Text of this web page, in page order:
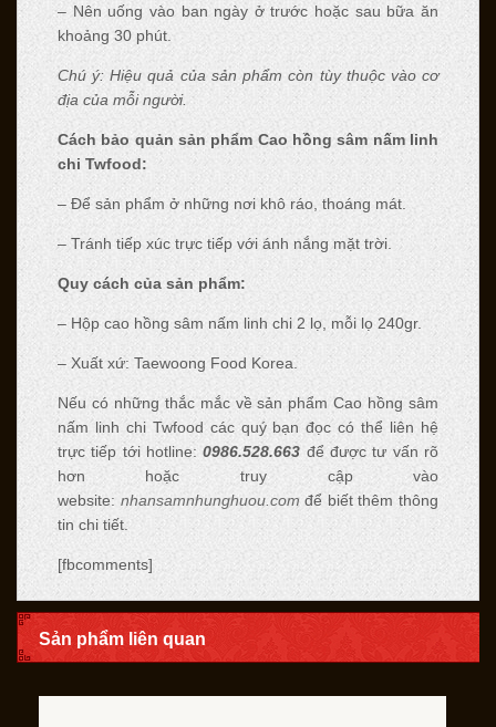
– Nên uống vào ban ngày ở trước hoặc sau bữa ăn
khoảng 30 phút.
Chú ý: Hiệu quả của sản phẩm còn tùy thuộc vào cơ
địa của mỗi người.
Cách bảo quản sản phẩm Cao hồng sâm nấm linh
chi Twfood:
– Để sản phẩm ở những nơi khô ráo, thoáng mát.
– Tránh tiếp xúc trực tiếp với ánh nắng mặt trời.
Quy cách của sản phẩm:
– Hộp cao hồng sâm nấm linh chi 2 lọ, mỗi lọ 240gr.
– Xuất xứ: Taewoong Food Korea.
Nếu có những thắc mắc về sản phẩm Cao hồng sâm
nấm linh chi Twfood các quý bạn đọc có thể liên hệ
trực tiếp tới hotline:0986.528.663 để được tư vấn rõ
hơn hoặc truy cập vào
website: nhansamnhunghuou.comđể biết thêm thông
tin chi tiết.
[fbcomments]
Sản phẩm liên quan